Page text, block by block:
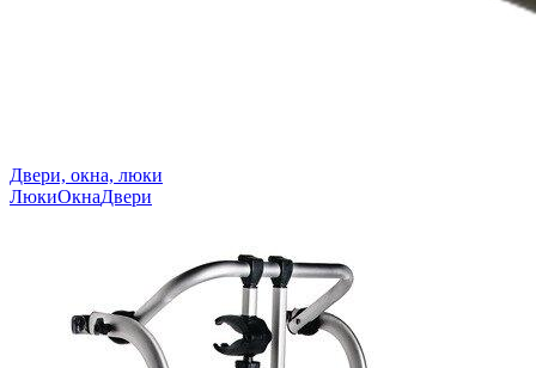
Двери, окна, люки
ЛюкиОкнаДвери